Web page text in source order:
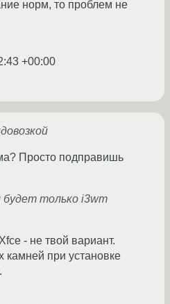
норм, то проблем не
+00:00
Просто подправишь
только i3wm
- не твой вариант.
камней при установке